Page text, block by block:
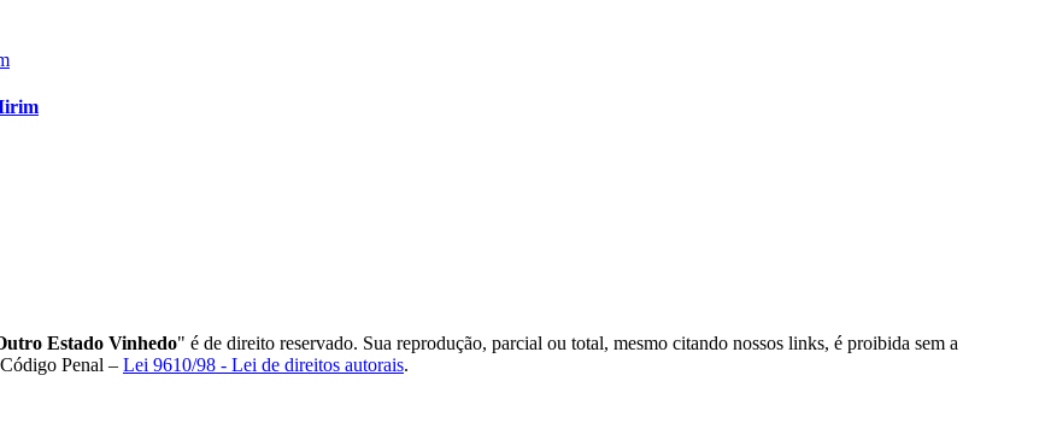
Estado Vinhedo" é de direito reservado. Sua reprodução, parcial ou total, mesmo citando nossos links, é proibida sem a
Penal – Lei 9610/98 - Lei de direitos autorais.